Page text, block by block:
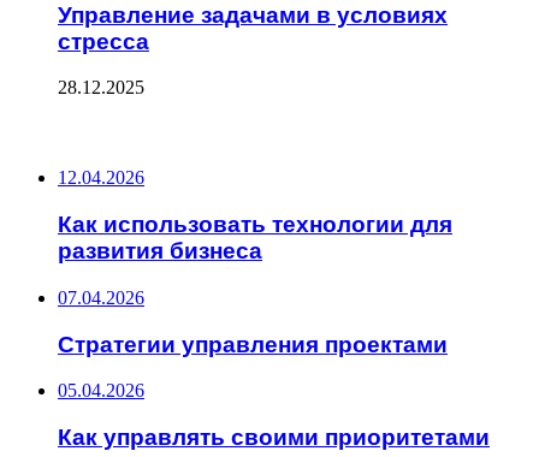
Управление задачами в условиях
стресса
28.12.2025
12.04.2026
Как использовать технологии для
развития бизнеса
07.04.2026
Стратегии управления проектами
05.04.2026
Как управлять своими приоритетами